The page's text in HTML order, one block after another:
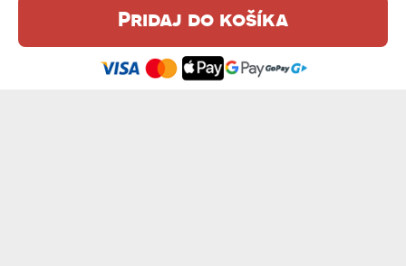
Pridaj do košíka
Táto webová stránka používa súbory cookie. Podrobné informácie o
tejto téme nájdete v našom %s.
zásadách používania súborov cookie
Súhlasím